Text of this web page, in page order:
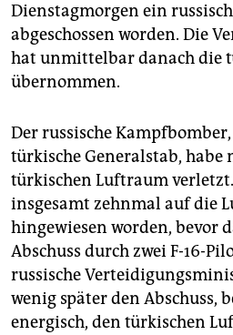
genossenschaft
epaper login
Dienstagmorgen ein
abgeschossen worden. Die
hat unmittelbar danach die
übernommen.
Der russische
türkische Generalstab, habe
türkischen Luftraum
insgesamt zehnmal auf die
hingewiesen worden, bevor
Abschuss durch zwei F-16-
russische
wenig später den Abschuss,
energisch, den türkischen